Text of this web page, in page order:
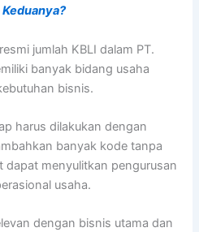
Keduanya?
jumlah KBLI dalam PT.
banyak bidang usaha
bisnis.
harus dilakukan dengan
banyak kode tanpa
dapat menyulitkan pengurusan
usaha.
dengan bisnis utama dan